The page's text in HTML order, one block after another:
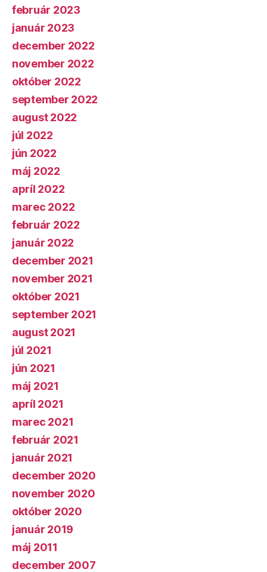
február 2023
január 2023
december 2022
november 2022
október 2022
september 2022
august 2022
júl 2022
jún 2022
máj 2022
apríl 2022
marec 2022
február 2022
január 2022
december 2021
november 2021
október 2021
september 2021
august 2021
júl 2021
jún 2021
máj 2021
apríl 2021
marec 2021
február 2021
január 2021
december 2020
november 2020
október 2020
január 2019
máj 2011
december 2007